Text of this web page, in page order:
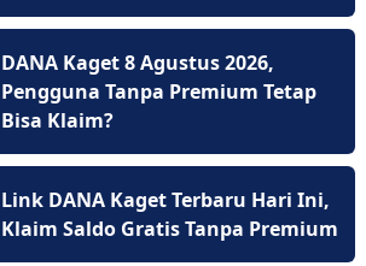
DANA Kaget 8 Agustus 2026,
Pengguna Tanpa Premium Tetap
Bisa Klaim?
Link DANA Kaget Terbaru Hari Ini,
Klaim Saldo Gratis Tanpa Premium